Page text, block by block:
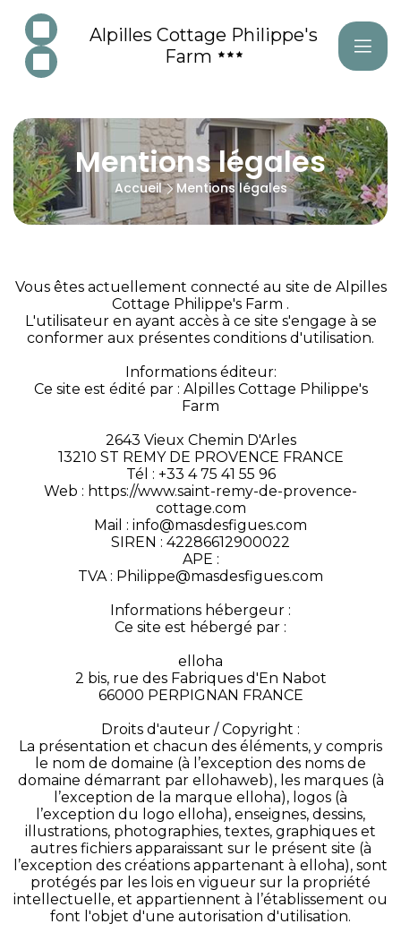
Alpilles Cottage Philippe's
Farm
Mentions légales
Accueil Mentions légales
Vous êtes actuellement connecté au site de Alpilles
Cottage Philippe's Farm .
L'utilisateur en ayant accès à ce site s'engage à se
conformer aux présentes conditions d'utilisation.
Informations éditeur:
Ce site est édité par : Alpilles Cottage Philippe's
Farm
2643 Vieux Chemin D'Arles
13210 ST REMY DE PROVENCE FRANCE
Tél : +33 4 75 41 55 96
Web : https://www.saint-remy-de-provence-
cottage.com
Mail : info@masdesfigues.com
SIREN : 42286612900022
APE :
TVA : Philippe@masdesfigues.com
Informations hébergeur :
Ce site est hébergé par :
elloha
2 bis, rue des Fabriques d'En Nabot
66000 PERPIGNAN FRANCE
Droits d'auteur / Copyright :
La présentation et chacun des éléments, y compris
le nom de domaine (à l’exception des noms de
domaine démarrant par ellohaweb), les marques (à
l’exception de la marque elloha), logos (à
l’exception du logo elloha), enseignes, dessins,
illustrations, photographies, textes, graphiques et
autres fichiers apparaissant sur le présent site (à
l’exception des créations appartenant à elloha), sont
protégés par les lois en vigueur sur la propriété
intellectuelle, et appartiennent à l’établissement ou
font l'objet d'une autorisation d'utilisation.